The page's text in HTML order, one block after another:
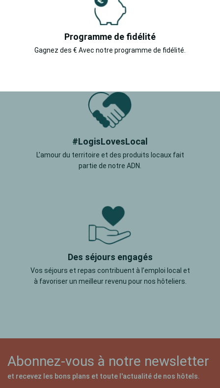
Programme de fidélité
Gagnez des € Avec notre programme de fidélité.
#LogisLovesLocal
L'amour du territoire et des produits locaux fait
partie de notre ADN.
Des séjours engagés
Vos séjours et repas contribuent à l’emploi local et
à favoriser un meilleur revenu pour nos hôteliers.
Abonnez-vous à notre newsletter
et recevez les bons plans et toute l'actualité de nos hôtels.